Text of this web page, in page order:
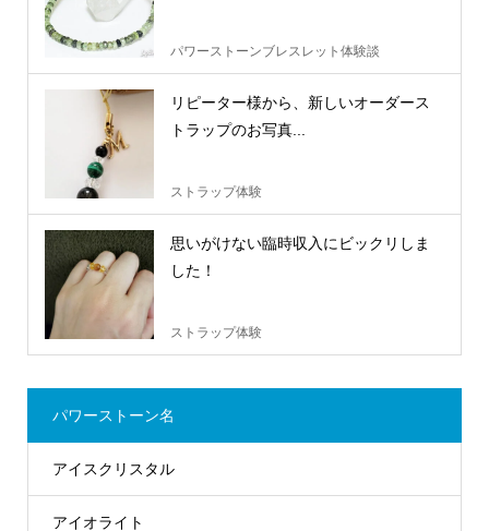
パワーストーンブレスレット体験談
リピーター様から、新しいオーダース
トラップのお写真...
ストラップ体験
思いがけない臨時収入にビックリしま
した！
ストラップ体験
パワーストーン名
アイスクリスタル
アイオライト